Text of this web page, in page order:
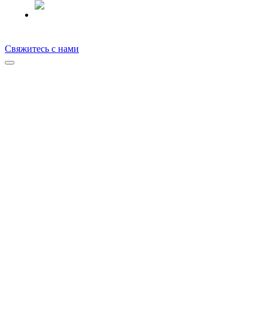
Свяжитесь с нами